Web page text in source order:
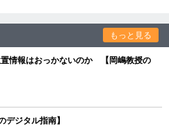
もっと見る
情報はおっかないのか 【岡嶋教授の
ジタル指南】